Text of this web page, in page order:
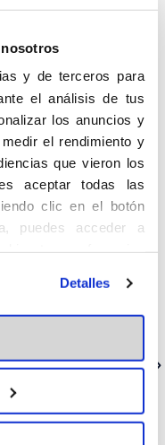
y de terceros para
el análisis de tus
los anuncios y
el rendimiento y
que vieron los
aceptar todas las
clic en el botón
puedes acceder a
tus preferencias
información puedes
Detalles
los jóvenes de
la historia, con hitos
libertad de elegir oficio
toda Europa.
Siguiente